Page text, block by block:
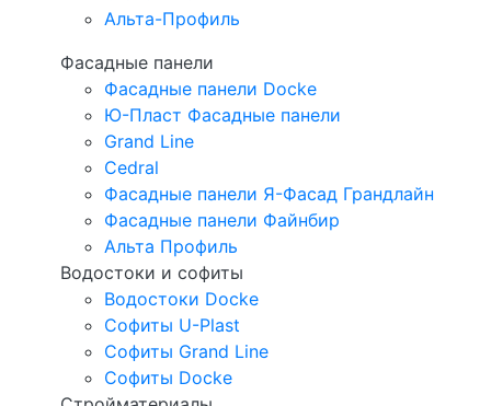
Альта-Профиль
Фасадные панели
Фасадные панели Docke
Ю-Пласт Фасадные панели
Grand Line
Cedral
Фасадные панели Я-Фасад Грандлайн
Фасадные панели Файнбир
Альта Профиль
Водостоки и софиты
Водостоки Docke
Софиты U-Plast
Софиты Grand Line
Софиты Docke